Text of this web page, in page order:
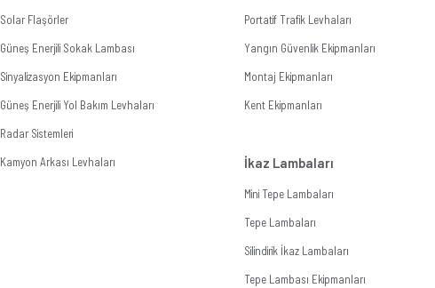
Solar Flaşörler
Güneş Enerjili Sokak Lambası
Sinyalizasyon Ekipmanları
Güneş Enerjili Yol Bakım Levhaları
Radar Sistemleri
Kamyon Arkası Levhaları
Portatif Trafik Levhaları
Yangın Güvenlik Ekipmanları
Montaj Ekipmanları
Kent Ekipmanları
İkaz Lambaları
Mini Tepe Lambaları
Tepe Lambaları
Silindirik İkaz Lambaları
Tepe Lambası Ekipmanları